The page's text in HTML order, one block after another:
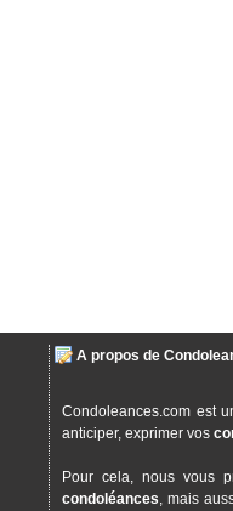
A propos de
Condoleances.com est
anticiper, exprimer vos
Pour cela, nous vous
condoléances, mais